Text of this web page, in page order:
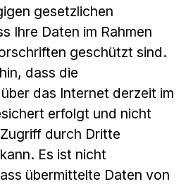
gesetzlichen
Ihre Daten im Rahmen
geschützt sind.
dass die
das Internet derzeit im
erfolgt und nicht
durch Dritte
Es ist nicht
übermittelte Daten von